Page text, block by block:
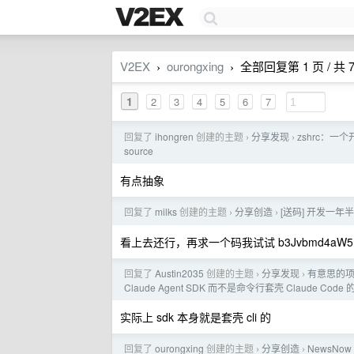
V2EX › ourongxing › 全部回复第 1 页 / 共
1 2 3 4 5 6 7
回复了 ihongren 创建的主题 › 分享发现 › zshrc：一个
source
有点抽象
回复了 milks创建的主题 › 分享创造 › [送码] 开发一年
看上去还行，再求一个码我试试
回复了 Austin2035 创建的主题 › 分享发现 › 有意思的
Claude Agent SDK 而不是命令行套壳 Claude Code
实际上 sdk 本身就是套壳 cli 的
回复了 ourongxing 创建的主题 › 分享创造 › NewsNow